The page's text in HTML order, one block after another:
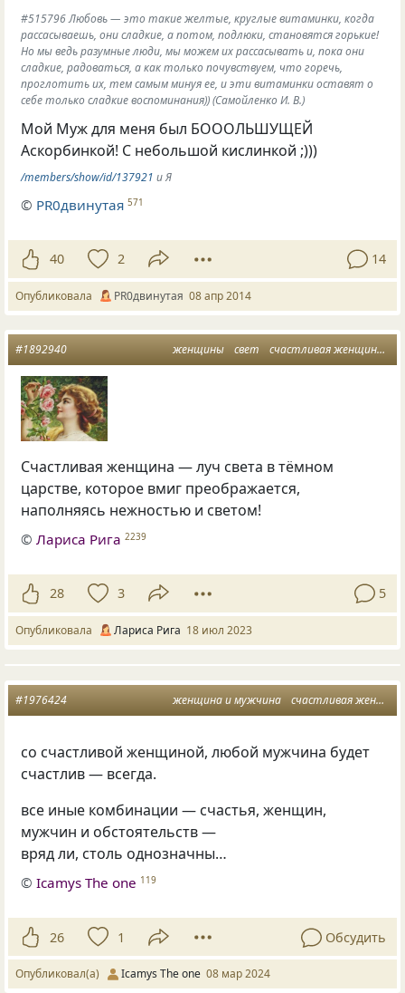
#515796 Любовь — это такие желтые, круглые витаминки, когда
рассасываешь, они сладкие, а потом, подлюки, становятся горькие!
Но мы ведь разумные люди, мы можем их рассасывать и, пока они
сладкие, радоваться, а как только почувствуем, что горечь,
проглотить их, тем самым минуя ее, и эти витаминки оставят о
себе только сладкие воспоминания)) (Самойленко И. В.)
Мой Муж для меня был БОООЛЬШУЩЕЙ
Аскорбинкой! С небольшой кислинкой ;)))
/members/show/id/137921 и Я
© PR0двинутая 571
40 2 14
Опубликовала PR0двинутая 08 апр 2014
женщины свет счастливая женщина
#1892940
Счастливая женщина — луч света в тёмном
царстве, которое вмиг преображается,
наполняясь нежностью и светом!
©Лариса Рига 2239
28 3 5
Опубликовала Лариса Рига 18 июл 2023
женщина и мужчина счастливая женщина
#1976424
со счастливой женщиной, любой мужчина будет
счастлив — всегда.
все иные комбинации — счастья, женщин,
мужчин и обстоятельств —
вряд ли, столь однозначны…
©Icamys The one 119
26 1 Обсудить
Опубликовал(а) Icamys The one 08 мар 2024